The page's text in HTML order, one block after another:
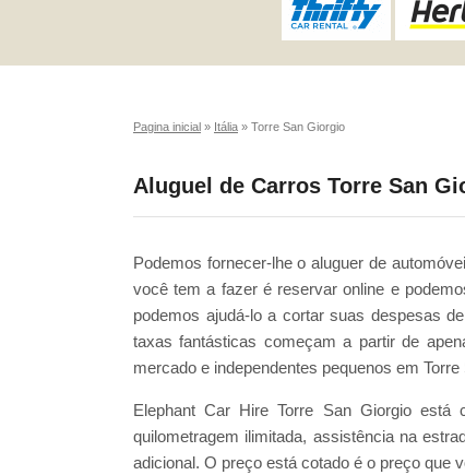
Pagina inicial » Itália » Torre San Giorgio
Aluguel de Carros Torre San
Podemos fornecer-lhe o aluguer de
você tem a fazer é reservar online e
podemos ajudá-lo a cortar suas despesas
taxas fantásticas começam a partir de
mercado e independentes pequenos em
Elephant Car Hire Torre San Giorgio está
quilometragem ilimitada, assistência na
adicional. O preço está cotado é o preço que